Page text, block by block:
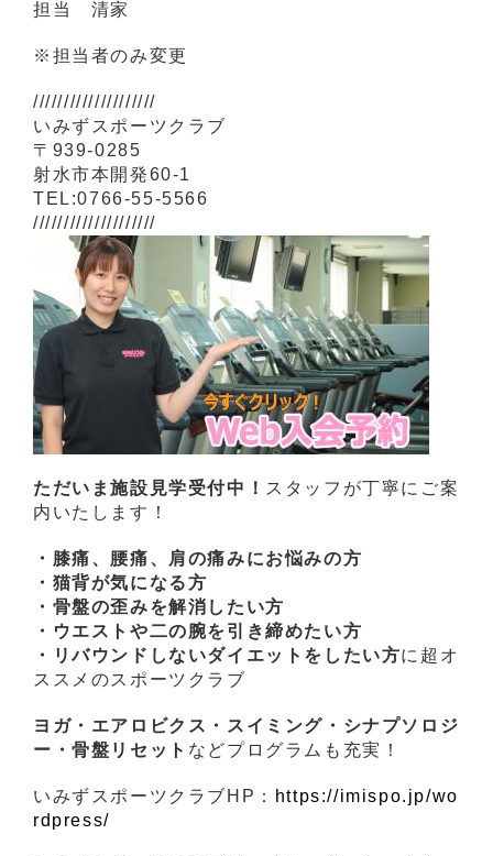
担当 清家
※担当者のみ変更
////////////////////
いみずスポーツクラブ
〒939-0285
射水市本開発60-1
TEL:0766-55-5566
////////////////////
ただいま施設見学受付中！ スタッフが丁寧にご案
内いたします！
・膝痛、腰痛、肩の痛みにお悩みの方
・猫背が気になる方
・骨盤の歪みを解消したい方
・ウエストや二の腕を引き締めたい方
・リバウンドしないダイエットをしたい方に超オ
ススメのスポーツクラブ
ヨガ・エアロビクス・スイミング・シナプソロジ
ー・骨盤リセット などプログラムも充実！
いみずスポーツクラブHP：
https://imispo.jp/wo
rdpress/